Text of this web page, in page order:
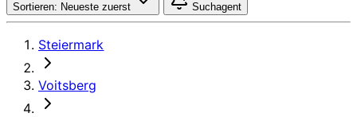
Sortieren: Neueste zuerst Suchagent
Steiermark
Voitsberg